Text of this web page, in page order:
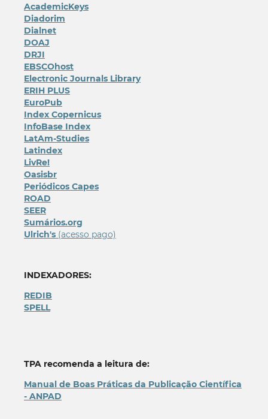
AcademicKeys
Diadorim
Dialnet
DOAJ
DRJI
EBSCOhost
Electronic Journals Library
ERIH PLUS
EuroPub
Index Copernicus
InfoBase Index
LatAm-Studies
Latindex
LivRe!
Oasisbr
Periódicos Capes
ROAD
SEER
Sumários.org
Ulrich's(acesso pago)
INDEXADORES:
REDIB
SPELL
TPA recomenda a leitura de:
Manual de Boas Práticas da Publicação Científica
- ANPAD